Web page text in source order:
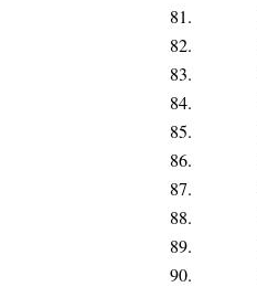
81.
82.
83.
84.
85.
86.
87.
88.
89.
90.